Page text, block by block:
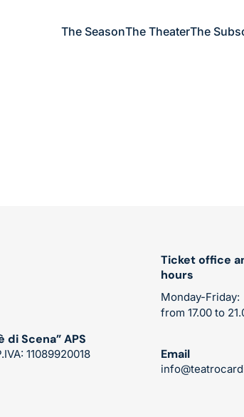
The SeasonThe TheaterThe
di Scena” APS
11089920018
Ticket office
hours
Monday-Friday:
from 17.00 to
Email